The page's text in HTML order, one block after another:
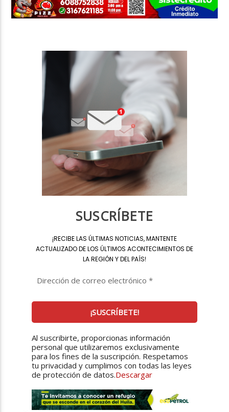
SUSCRÍBETE
¡RECIBE LAS ÚLTIMAS NOTICIAS, MANTENTE
ACTUALIZADO DE LOS ÚLTIMOS ACONTECIMIENTOS DE
LA REGIÓN Y DEL PAÍS!
Al suscribirte, proporcionas información
personal que utilizaremos exclusivamente
para los fines de la suscripción. Respetamos
tu privacidad y cumplimos con todas las leyes
de protección de datos.Descargar